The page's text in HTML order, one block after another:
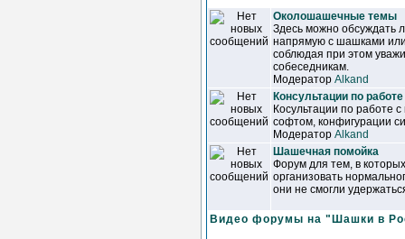
Околошашечные темы
Здесь можно обсуждать
напрямую с шашками
соблюдая при этом
собеседникам.
Модератор Alkand
Консультации по
Косультации по работе
софтом, конфигурации
Модератор Alkand
Шашечная помойка
Форум для тем, в
организовать
они не смогли
Видео форумы на "Шашки в